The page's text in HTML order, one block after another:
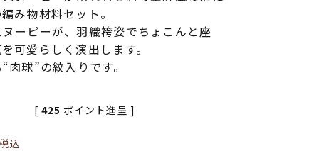
み物材料セット。
ーピーが、羽織袴姿でちょこんと座
可愛らしく演出します。
球”の紋入りです。
込
[ 425 ポイント進呈 ]